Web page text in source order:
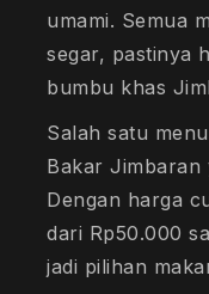
umami. Semua
segar, pastinya
bumbu khas
Salah satu
Bakar Jimbaran
Dengan harga
dari Rp50.000
jadi pilihan